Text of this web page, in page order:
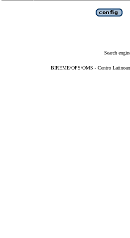
Search
BIREME/OPS/OMS - Centro